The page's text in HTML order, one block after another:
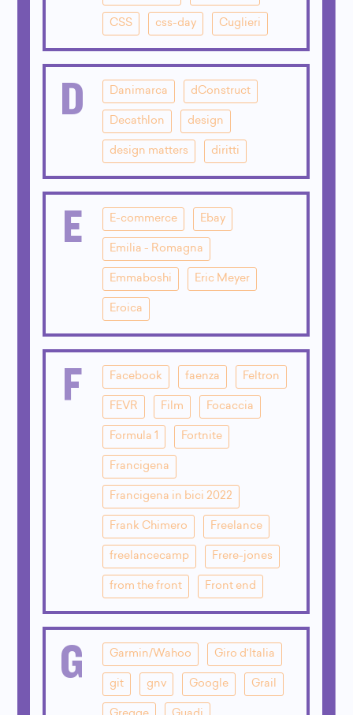
CSS css-day Cuglieri
D Danimarca dConstruct
Decathlon design
design matters diritti
E E-commerce Ebay
Emilia - Romagna
Emmaboshi Eric Meyer
Eroica
F Facebook faenza Feltron
FEVR Film Focaccia
Formula 1 Fortnite
Francigena
Francigena in bici 2022
Frank Chimero Freelance
freelancecamp Frere-jones
from the front Front end
G Garmin/Wahoo Giro d'Italia
git gnv Google Grail